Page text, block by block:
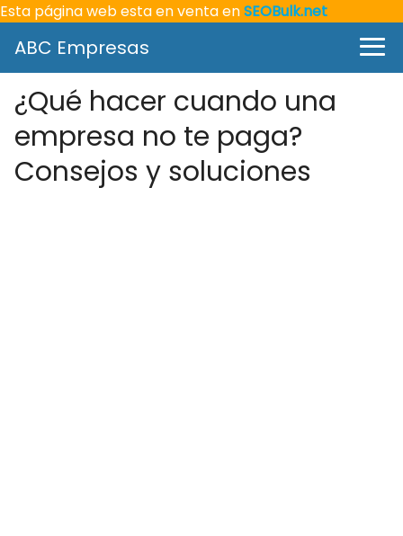
Esta página web esta en venta enSEOBulk.net
ABC Empresas
¿Qué hacer cuando una
empresa no te paga?
Consejos y soluciones